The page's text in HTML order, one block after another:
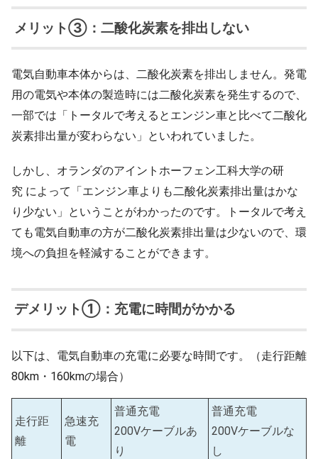
メリット③：二酸化炭素を排出しない
電気自動車本体からは、二酸化炭素を排出しません。発電
用の電気や本体の製造時には二酸化炭素を発生するので、
一部では「トータルで考えるとエンジン車と比べて二酸化
炭素排出量が変わらない」といわれていました。
しかし、オランダのアイントホーフェン工科大学の研
究 によって「エンジン車よりも二酸化炭素排出量はかな
り少ない」ということがわかったのです。トータルで考え
ても電気自動車の方が二酸化炭素排出量は少ないので、環
境への負担を軽減することができます。
デメリット①：充電に時間がかかる
以下は、電気自動車の充電に必要な時間です。（走行距離
80km・160kmの場合）
走行距
離
急速充
電
普通充電
200Vケーブルあ
り
普通充電
200Vケーブルな
し